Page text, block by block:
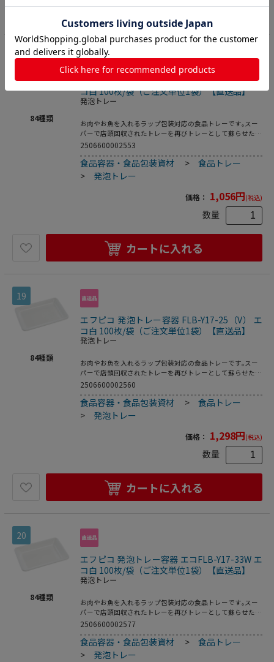
カートに入れる
18
84種類
エフピコ 発泡トレー容器 FLB-Y13-25（V） エ
コ白 100枚/袋（ご注文単位1袋）【直送品】
発泡トレー
お肉やお魚を入れるラップ包装対応の食品トレーです｡スー
パーで店頭回収されたトレーを再びトレーとして蘇らせたリ
サイクルトレーです｡●電子レンジ使用不可●オーブン使用
不可●耐熱温度:80℃●入数:100枚
2506600002553
食品容器・食品包装資材 >食品トレー
> 発泡トレー
価格： 1,056円(税込)
数量
カートに入れる
19
84種類
エフピコ 発泡トレー容器 FLB-Y17-25（V） エ
コ白 100枚/袋（ご注文単位1袋）【直送品】
発泡トレー
お肉やお魚を入れるラップ包装対応の食品トレーです｡スー
パーで店頭回収されたトレーを再びトレーとして蘇らせたリ
サイクルトレーです｡●電子レンジ使用不可●オーブン使用
不可●耐熱温度:80℃●入数:100枚
2506600002560
食品容器・食品包装資材 >食品トレー
> 発泡トレー
価格： 1,298円(税込)
数量
カートに入れる
20
84種類
エフピコ 発泡トレー容器 エコFLB-Y17-33W エ
コ白 100枚/袋（ご注文単位1袋）【直送品】
発泡トレー
お肉やお魚を入れるラップ包装対応の食品トレーです｡スー
パーで店頭回収されたトレーを再びトレーとして蘇らせたリ
サイクルトレーです｡●電子レンジ使用不可●オーブン使用
不可●耐熱温度:80℃●入数:100枚
2506600002577
食品容器・食品包装資材 >食品トレー
> 発泡トレー